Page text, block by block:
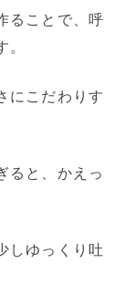
ることで、呼
。
にこだわりす
ると、かえっ
しゆっくり吐